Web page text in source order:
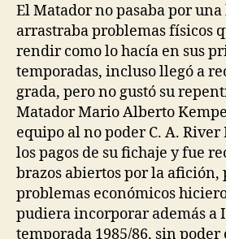
El Matador no pasaba por
arrastraba problemas físicos
rendir como lo hacía en sus
temporadas, incluso llegó a
grada, pero no gustó su
Matador Mario Alberto
equipo al no poder C. A.
los pagos de su fichaje y fue
brazos abiertos por la afición,
problemas económicos
pudiera incorporar además a
temporada 1985/86, sin